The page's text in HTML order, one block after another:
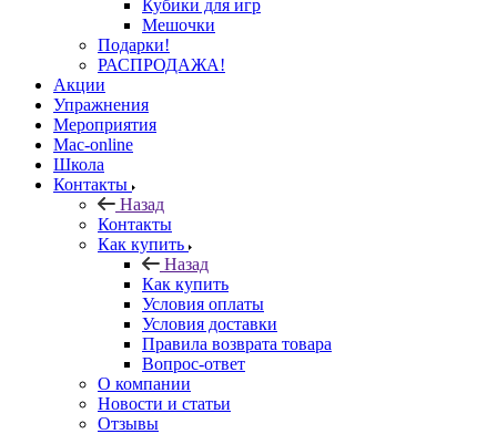
Кубики для игр
Мешочки
Подарки!
РАСПРОДАЖА!
Акции
Упражнения
Мероприятия
Mac-online
Школа
Контакты
Назад
Контакты
Как купить
Назад
Как купить
Условия оплаты
Условия доставки
Правила возврата товара
Вопрос-ответ
О компании
Новости и статьи
Отзывы